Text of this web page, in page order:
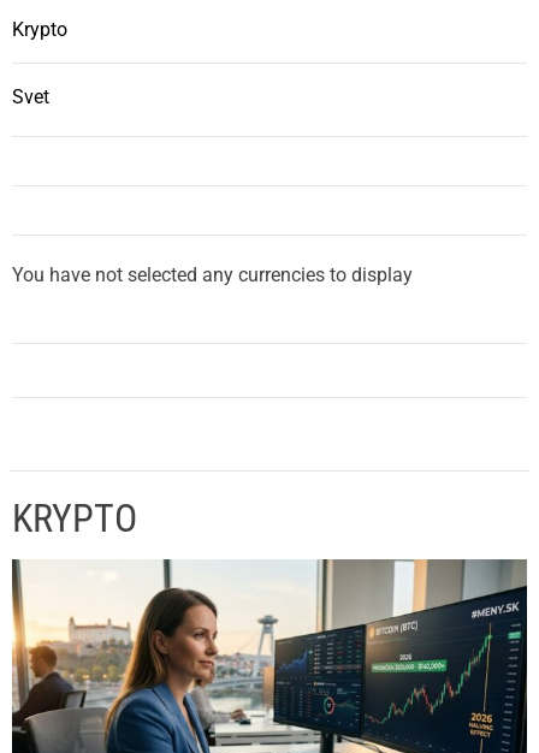
Krypto
Svet
You have not selected any currencies to display
KRYPTO